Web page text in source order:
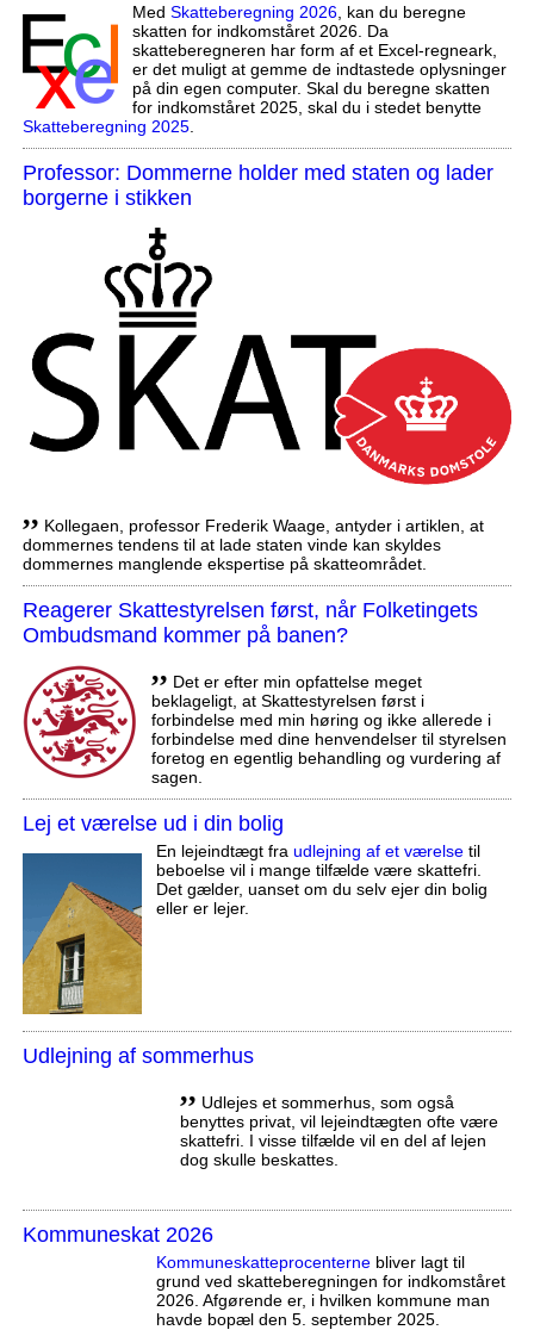
Med Skatteberegning 2026, kan du beregne
skatten for indkomståret 2026. Da
skatteberegneren har form af et Excel-regneark,
er det muligt at gemme de indtastede oplysninger
på din egen computer. Skal du beregne skatten
for indkomståret 2025, skal du i stedet benytte
Skatteberegning 2025.
Professor: Dommerne holder med staten og lader
borgerne i stikken
,, Kollegaen, professor Frederik Waage, antyder i artiklen, at
dommernes tendens til at lade staten vinde kan skyldes
dommernes manglende ekspertise på skatteområdet.
Reagerer Skattestyrelsen først, når Folketingets
Ombudsmand kommer på banen?
,, Det er efter min opfattelse meget
beklageligt, at Skattestyrelsen først i
forbindelse med min høring og ikke allerede i
forbindelse med dine henvendelser til styrelsen
foretog en egentlig behandling og vurdering af
sagen.
Lej et værelse ud i din bolig
En lejeindtægt fra udlejning af et værelsetil
beboelse vil i mange tilfælde være skattefri.
Det gælder, uanset om du selv ejer din bolig
eller er lejer.
Udlejning af sommerhus
,, Udlejes et sommerhus, som også
benyttes privat, vil lejeindtægten ofte være
skattefri. I visse tilfælde vil en del af lejen
dog skulle beskattes.
Kommuneskat 2026
Kommuneskatte­procenternebliver lagt til
grund ved skatteberegningen for indkomståret
2026. Afgørende er, i hvilken kommune man
havde bopæl den 5. september 2025.